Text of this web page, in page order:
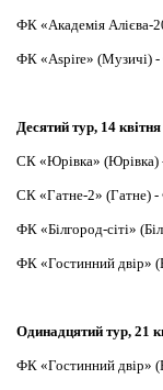
ФК «Академія Алієва-
ФК «Aspire» (Музичі) -
Десятий тур, 14
СК «Юрівка» (Юрівка)
СК «Гатне-2» (Гатне)
ФК «Білгород-сіті»
ФК «Гостинний двір»
Одинадцятий тур, 21
ФК «Гостинний двір»